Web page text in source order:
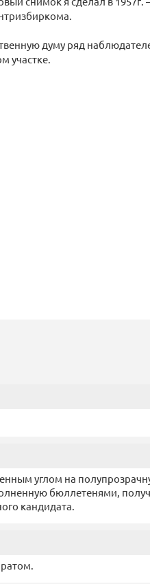
думу ряд
участке.
углом на
бюллетенями,
кандидата.